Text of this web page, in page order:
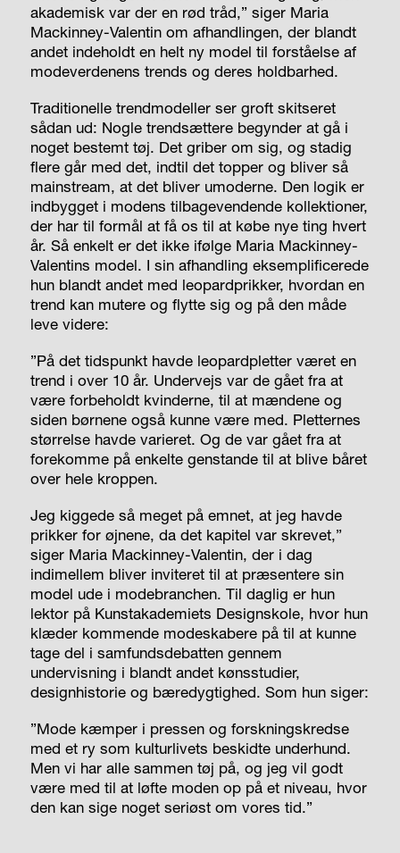
akademisk var der en rød tråd,” siger Maria
Mackinney-Valentin om afhandlingen, der blandt
andet indeholdt en helt ny model til forståelse af
modeverdenens trends og deres holdbarhed.
Traditionelle trendmodeller ser groft skitseret
sådan ud: Nogle trendsættere begynder at gå i
noget bestemt tøj. Det griber om sig, og stadig
flere går med det, indtil det topper og bliver så
mainstream, at det bliver umoderne. Den logik er
indbygget i modens tilbagevendende kollektioner,
der har til formål at få os til at købe nye ting hvert
år. Så enkelt er det ikke ifølge Maria Mackinney-
Valentins model. I sin afhandling eksemplificerede
hun blandt andet med leopardprikker, hvordan en
trend kan mutere og flytte sig og på den måde
leve videre:
”På det tidspunkt havde leopardpletter været en
trend i over 10 år. Undervejs var de gået fra at
være forbeholdt kvinderne, til at mændene og
siden børnene også kunne være med. Pletternes
størrelse havde varieret. Og de var gået fra at
forekomme på enkelte genstande til at blive båret
over hele kroppen.
Jeg kiggede så meget på emnet, at jeg havde
prikker for øjnene, da det kapitel var skrevet,”
siger Maria Mackinney-Valentin, der i dag
indimellem bliver inviteret til at præsentere sin
model ude i modebranchen. Til daglig er hun
lektor på Kunstakademiets Designskole, hvor hun
klæder kommende modeskabere på til at kunne
tage del i samfundsdebatten gennem
undervisning i blandt andet kønsstudier,
designhistorie og bæredygtighed. Som hun siger:
”Mode kæmper i pressen og forskningskredse
med et ry som kulturlivets beskidte underhund.
Men vi har alle sammen tøj på, og jeg vil godt
være med til at løfte moden op på et niveau, hvor
den kan sige noget seriøst om vores tid.”